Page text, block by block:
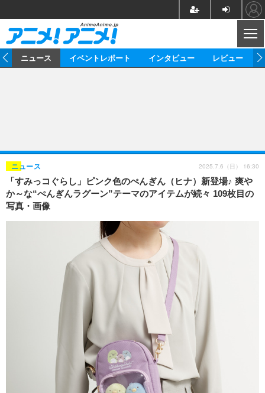
ゲーム グッズ
イベント
海外イベント ビジネス
俳優・タレント アーティスト
ビジネス
アニメ 実写
動画
アニメ！アニメ！TV
連載・コラム
ニュース イベントレポート インタビュー レビュー
「すみっコぐらし」ピンク色のぺんぎん（ヒナ）新登場♪ 爽や
か～な“ぺんぎんラグーン”テーマのアイテムが続々 109枚目の
写真・画像
ニュース 2025.7.6（日） 16:30